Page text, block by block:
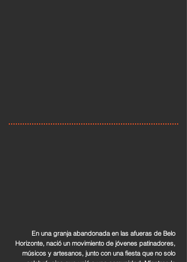
En una granja abandonada en las afueras de Belo
Horizonte, nació un movimiento de jóvenes patinadores,
músicos y artesanos, junto con una fiesta que no solo